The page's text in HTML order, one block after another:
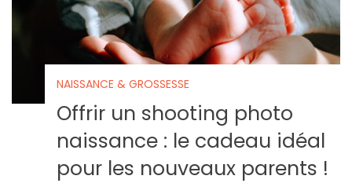
NAISSANCE & GROSSESSE
Offrir un shooting photo
naissance : le cadeau idéal
pour les nouveaux parents !